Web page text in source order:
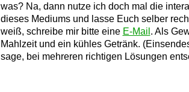
was? Na, dann nutze ich doch mal die
dieses Mediums und lasse Euch selber
weiß, schreibe mir bitte eine E-Mail . Als
Mahlzeit und ein kühles Getränk.
sage, bei mehreren richtigen Lösungen